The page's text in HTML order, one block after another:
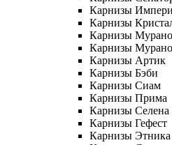
Карнизы
Карнизы
Карнизы
Карнизы
Карнизы Артик
Карнизы Бэби
Карнизы Сиам
Карнизы Прима
Карнизы Селена
Карнизы Гефест
Карнизы Этника